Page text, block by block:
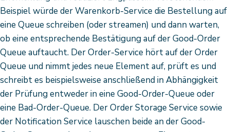
Beispiel würde der Warenkorb-Service die Bestellung auf
eine Queue schreiben (oder streamen) und dann warten,
ob eine entsprechende Bestätigung auf der Good-Order
Queue auftaucht. Der Order-Service hört auf der Order
Queue und nimmt jedes neue Element auf, prüft es und
schreibt es beispielsweise anschließend in Abhängigkeit
der Prüfung entweder in eine Good-Order-Queue oder
eine Bad-Order-Queue. Der Order Storage Service sowie
der Notification Service lauschen beide an der Good-